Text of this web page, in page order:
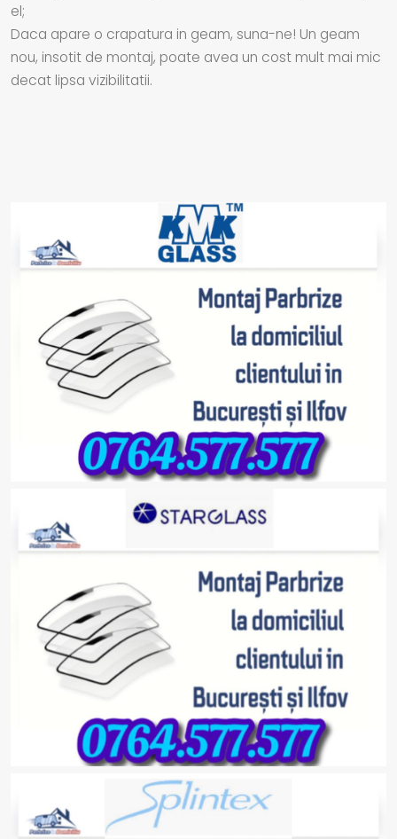
el;
Daca apare o crapatura in geam, suna-ne! Un geam
nou, insotit de montaj, poate avea un cost mult mai mic
decat lipsa vizibilitatii.